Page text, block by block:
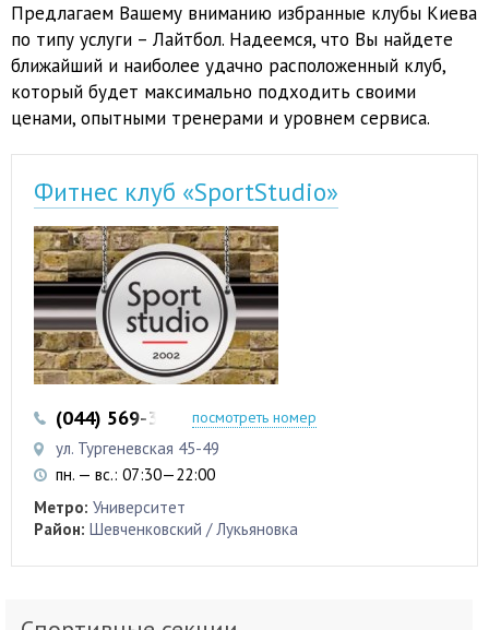
Предлагаем Вашему вниманию избранные клубы Киева
по типу услуги – Лайтбол. Надеемся, что Вы найдете
ближайший и наиболее удачно расположенный клуб,
который будет максимально подходить своими
ценами, опытными тренерами и уровнем сервиса.
Фитнес клуб «SportStudio»
(044) 569-32-97 (044) 569-32-98
посмотреть номер
ул. Тургеневская 45-49
пн. — вс.: 07:30—22:00
Метро: Университет
Район: Шевченковский / Лукьяновка